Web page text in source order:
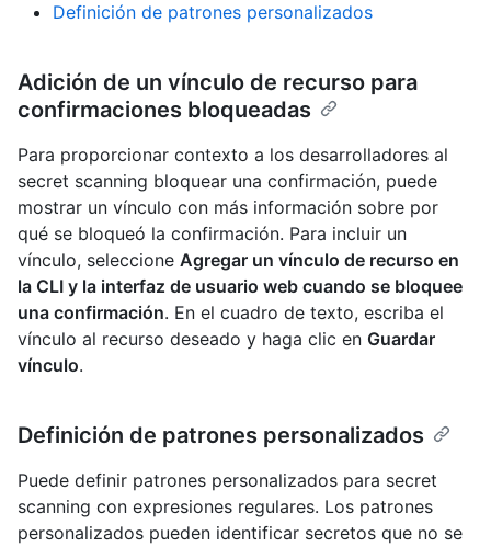
Definición de patrones personalizados
Adición de un vínculo de recurso para
confirmaciones bloqueadas
Para proporcionar contexto a los desarrolladores al
secret scanning bloquear una confirmación, puede
mostrar un vínculo con más información sobre por
qué se bloqueó la confirmación. Para incluir un
vínculo, seleccione Agregar un vínculo de recurso en
la CLI y la interfaz de usuario web cuando se bloquee
una confirmación. En el cuadro de texto, escriba el
vínculo al recurso deseado y haga clic en Guardar
vínculo.
Definición de patrones personalizados
Puede definir patrones personalizados para secret
scanning con expresiones regulares. Los patrones
personalizados pueden identificar secretos que no se